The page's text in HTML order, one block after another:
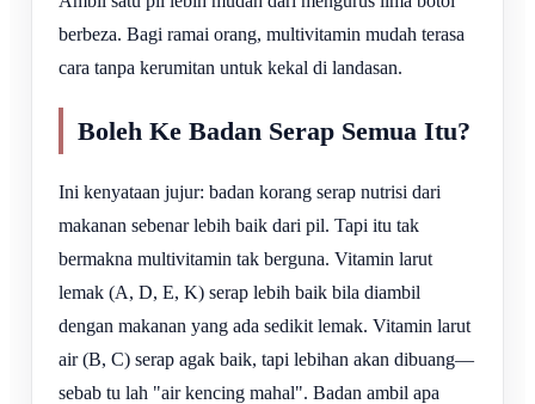
berbeza. Bagi ramai orang, multivitamin mudah terasa
cara tanpa kerumitan untuk kekal di landasan.
Boleh Ke Badan Serap Semua Itu?
Ini kenyataan jujur: badan korang serap nutrisi dari
makanan sebenar lebih baik dari pil. Tapi itu tak
bermakna multivitamin tak berguna. Vitamin larut
lemak (A, D, E, K) serap lebih baik bila diambil
dengan makanan yang ada sedikit lemak. Vitamin larut
air (B, C) serap agak baik, tapi lebihan akan dibuang—
sebab tu lah "air kencing mahal". Badan ambil apa